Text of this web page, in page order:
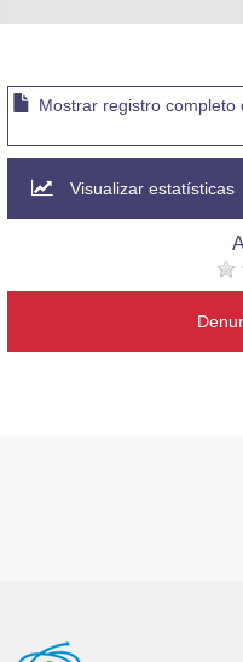
Mostrar registro completo
Visualizar estatísticas